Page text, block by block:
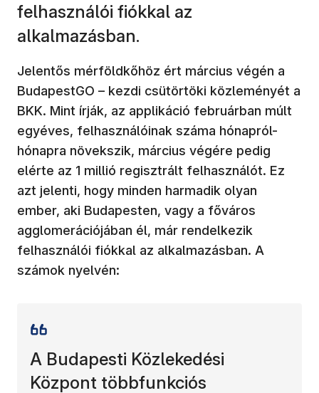
felhasználói fiókkal az
alkalmazásban.
Jelentős mérföldkőhöz ért március végén a
BudapestGO – kezdi csütörtöki közleményét a
BKK. Mint írják, az applikáció februárban múlt
egyéves, felhasználóinak száma hónapról-
hónapra növekszik, március végére pedig
elérte az 1 millió regisztrált felhasználót. Ez
azt jelenti, hogy minden harmadik olyan
ember, aki Budapesten, vagy a főváros
agglomerációjában él, már rendelkezik
felhasználói fiókkal az alkalmazásban. A
számok nyelvén:
A Budapesti Közlekedési
Központ többfunkciós